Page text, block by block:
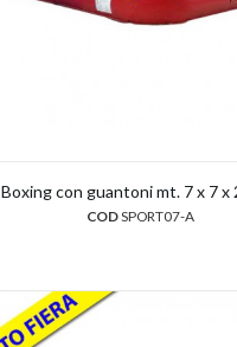
Boxing con guantoni mt. 7 x 7 x
CODSPORT07-A